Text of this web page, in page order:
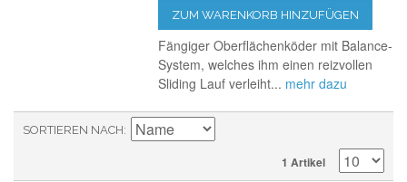
ZUM WARENKORB HINZUFÜGEN
Fängiger Oberflächenköder mit Balance-
System, welches ihm einen reizvollen
Sliding Lauf verleiht... mehr dazu
SORTIEREN NACH
1 Artikel